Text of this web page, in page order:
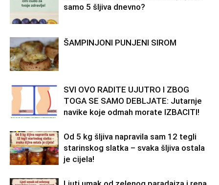
samo 5 šljiva dnevno?
ŠAMPINJONI PUNJENI SIROM
SVI OVO RADITE UJUTRO I ZBOG
TOGA SE SAMO DEBLJATE: Jutarnje
navike koje odmah morate IZBACITI!
Od 5 kg šljiva napravila sam 12 tegli
starinskog slatka – svaka šljiva ostala
je cijela!